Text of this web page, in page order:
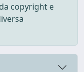
copyright e